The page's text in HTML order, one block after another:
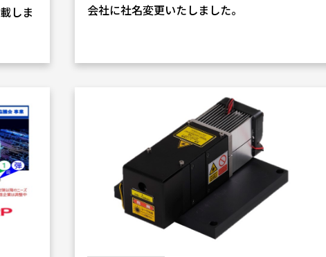
しま
会社に社名変更いたしました。